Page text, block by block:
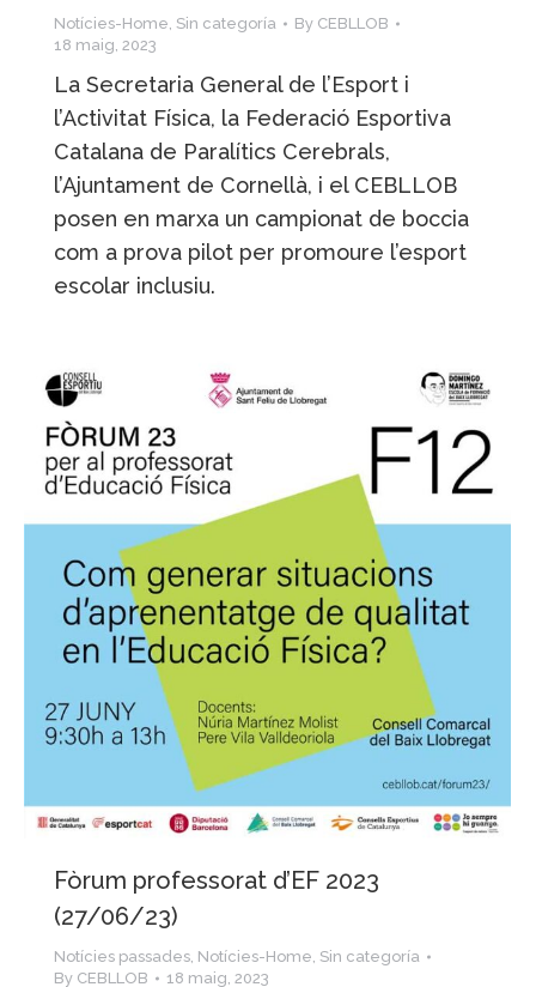
Notícies-Home, Sin categoría By CEBLLOB
18 maig, 2023
La Secretaria General de l’Esport i
l’Activitat Física, la Federació Esportiva
Catalana de Paralítics Cerebrals,
l’Ajuntament de Cornellà, i el CEBLLOB
posen en marxa un campionat de boccia
com a prova pilot per promoure l’esport
escolar inclusiu.
Fòrum professorat d’EF 2023
(27/06/23)
Notícies passades, Notícies-Home, Sin categoría
By CEBLLOB 18 maig, 2023